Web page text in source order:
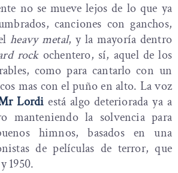
no se mueve lejos de lo que ya
canciones con ganchos,
heavy metal, y la mayoría dentro
rock ochentero, sí, aquel de los
como para cantarlo con un
mas con el puño en alto. La voz
Lordi está algo deteriorada ya a
manteniendo la solvencia para
himnos, basados en una
de películas de terror, que
1950.